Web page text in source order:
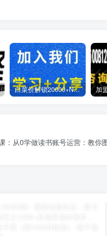
白菜价解锁20000+N个赚钱机会，加入燕子项目网会员，全站资源免费学习。
：从0学做读书账号运营：教你